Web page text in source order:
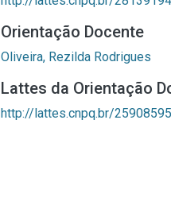
Orientação Docente
Oliveira, Rezilda Rodrigues
Lattes da Orientação
http://lattes.cnpq.br/